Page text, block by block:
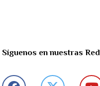
Síguenos en nuestras